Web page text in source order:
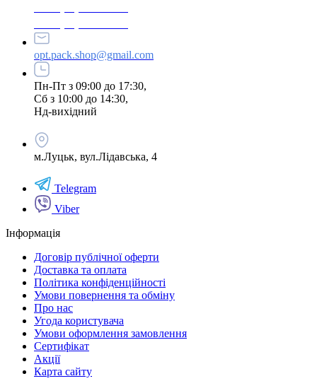
opt.pack.shop@gmail.com
Пн-Пт з 09:00 до 17:30,
Сб з 10:00 до 14:30,
Нд-вихідний
м.Луцьк, вул.Лідавська, 4
Telegram
Viber
Інформація
Договір публічної оферти
Доставка та оплата
Політика конфіденційності
Умови повернення та обміну
Про нас
Угода користувача
Умови оформлення замовлення
Сертифікат
Акції
Карта сайту